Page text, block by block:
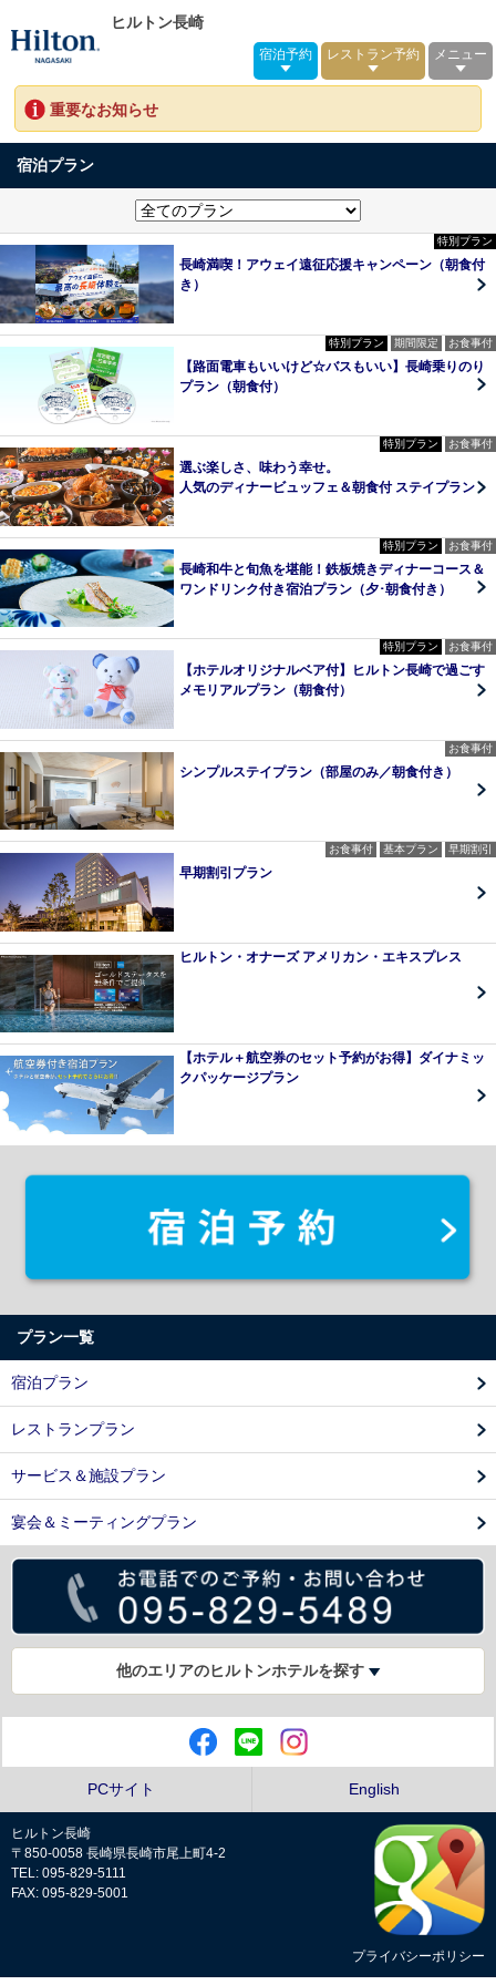
ヒルトン長崎
宿泊予約 レストラン予約 メニュー
重要なお知らせ
宿泊プラン
特別プラン
長崎満喫！アウェイ遠征応援キャンペーン（朝食付
き）
特別プラン 期間限定 お食事付
【路面電車もいいけど☆バスもいい】長崎乗りのり
プラン（朝食付）
特別プラン お食事付
選ぶ楽しさ、味わう幸せ。
人気のディナービュッフェ＆朝食付 ステイプラン
特別プラン お食事付
長崎和牛と旬魚を堪能！鉄板焼きディナーコース＆
ワンドリンク付き宿泊プラン（夕･朝食付き）
特別プラン お食事付
【ホテルオリジナルベア付】ヒルトン長崎で過ごす
メモリアルプラン（朝食付）
お食事付
シンプルステイプラン（部屋のみ／朝食付き）
お食事付 基本プラン 早期割引
早期割引プラン
ヒルトン・オナーズ アメリカン・エキスプレス
【ホテル＋航空券のセット予約がお得】ダイナミッ
クパッケージプラン
プラン一覧
宿泊プラン
レストランプラン
サービス＆施設プラン
宴会＆ミーティングプラン
他のエリアのヒルトンホテルを探す
PCサイト English
ヒルトン長崎
〒850-0058 長崎県長崎市尾上町4-2
TEL: 095-829-5111
FAX: 095-829-5001
プライバシーポリシー